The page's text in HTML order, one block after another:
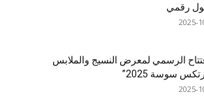
رقمي
2025-
الرسمي لمعرض النسيج والملابس
سوسة 2025”
2025-